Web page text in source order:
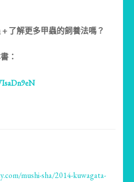
了解更多甲蟲的飼養法嗎？
：
mushi-sha/2014-kuwagata-